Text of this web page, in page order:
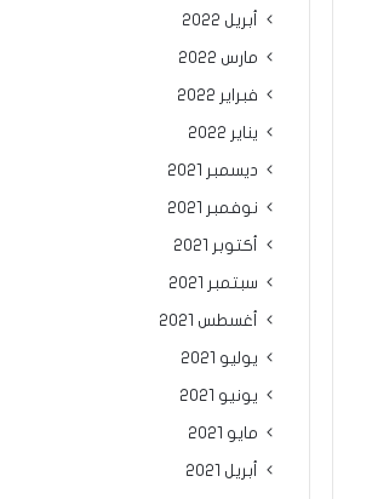
أبريل 2022
مارس 2022
فبراير 2022
يناير 2022
ديسمبر 2021
نوفمبر 2021
أكتوبر 2021
سبتمبر 2021
أغسطس 2021
يوليو 2021
يونيو 2021
مايو 2021
أبريل 2021